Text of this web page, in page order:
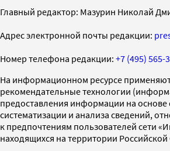
Главный редактор: Мазурин Николай
Адрес электронной почты редакции:
Номер телефона редакции: +7 (495) 565-
На информационном ресурсе
рекомендательные технологии
предоставления информации на основе
систематизации и анализа сведений,
к предпочтениям пользователей сети
находящихся на территории